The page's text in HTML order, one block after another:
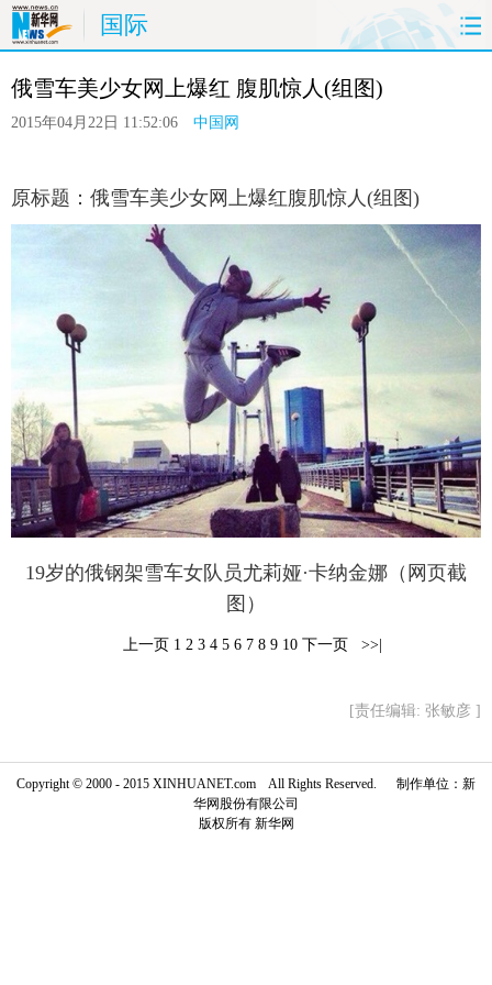
国际
财经 法治 社会
论坛 博客 微博
俄雪车美少女网上爆红 腹肌惊人(组图)
2015年04月22日 11:52:06 中国网
原标题：俄雪车美少女网上爆红腹肌惊人(组图)
19岁的俄钢架雪车女队员尤莉娅·卡纳金娜（网页截
图）
上一页 1 2 3 4 5 6 7 8 9 10 下一页 >>|
[责任编辑: 张敏彦 ]
Copyright © 2000 - 2015 XINHUANET.com All Rights Reserved. 制作单位：新
华网股份有限公司
版权所有 新华网